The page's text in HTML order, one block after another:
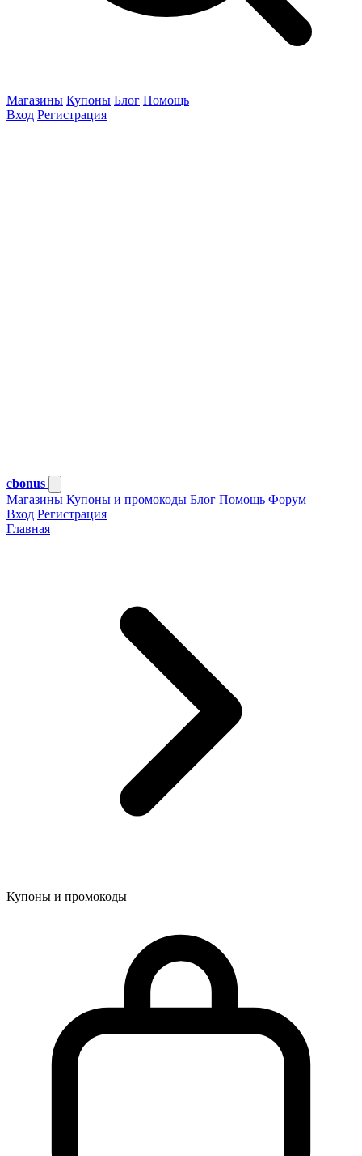
Магазины Купоны Блог Помощь
Вход Регистрация
cbonus
Магазины Купоны и промокоды Блог Помощь Форум
Вход Регистрация
Главная
Купоны и промокоды